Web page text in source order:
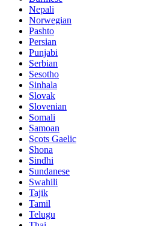
Nepali
Norwegian
Pashto
Persian
Punjabi
Serbian
Sesotho
Sinhala
Slovak
Slovenian
Somali
Samoan
Scots Gaelic
Shona
Sindhi
Sundanese
Swahili
Tajik
Tamil
Telugu